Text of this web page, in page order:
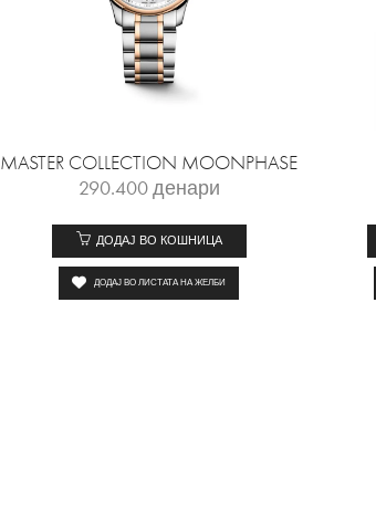
MASTER COLLECTION MOONPHASE
290.400денари
ДОДАЈ ВО КОШНИЦА
ДОДАЈ ВО ЛИСТАТА НА ЖЕЛБИ